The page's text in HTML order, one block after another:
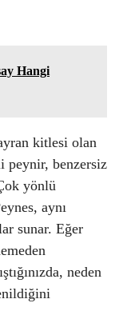
Hangi
kitlesi olan
peynir, benzersiz
yönlü
aynı
sunar. Eğer
neden